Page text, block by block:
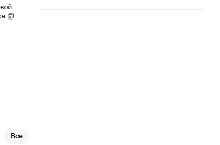
Все